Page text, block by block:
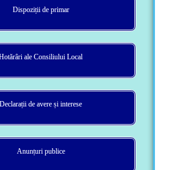
Dispoziții de primar
ale Consiliului Local
Declarații de avere și interese
Anunțuri publice